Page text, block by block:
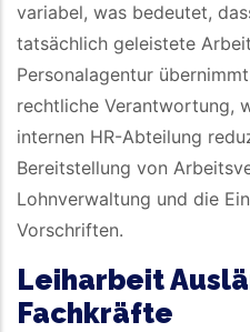
variabel, was bedeutet,
tatsächlich geleistete
Personalagentur
rechtliche Verantwortung,
internen HR-Abteilung
Bereitstellung von
Lohnverwaltung und die
Vorschriften.
Leiharbeit
Fachkräfte